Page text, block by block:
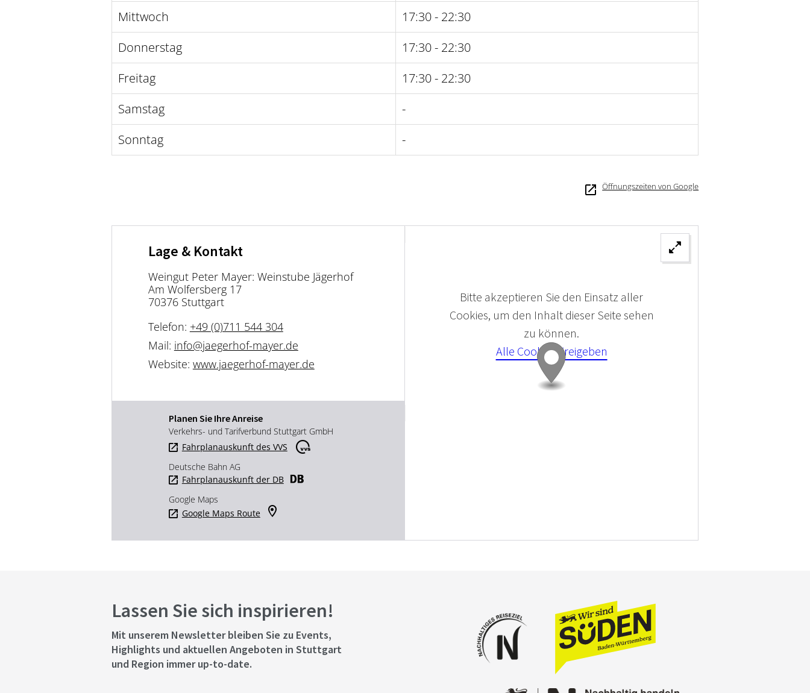
Mittwoch
17:30 - 22:30
Donnerstag
17:30 - 22:30
Freitag
17:30 - 22:30
Samstag
-
Sonntag
-
Öffnungszeiten von Google
Lage & Kontakt
Weingut Peter Mayer: Weinstube Jägerhof
Am Wolfersberg 17
70376 Stuttgart
Telefon: +49 (0)711 544 304
Mail: info@jaegerhof-mayer.de
Website: www.jaegerhof-mayer.de
Planen Sie Ihre Anreise
Verkehrs- und Tarifverbund Stuttgart GmbH
Fahrplanauskunft des VVS
Deutsche Bahn AG
Fahrplanauskunft der DB
Google Maps
Google Maps Route
Bitte akzeptieren Sie den Einsatz aller
Cookies, um den Inhalt dieser Seite sehen
zu können.
Alle Cookies Freigeben
Lassen Sie sich inspirieren!
Mit unserem Newsletter bleiben Sie zu Events,
Highlights und aktuellen Angeboten in Stuttgart
und Region immer up-to-date.